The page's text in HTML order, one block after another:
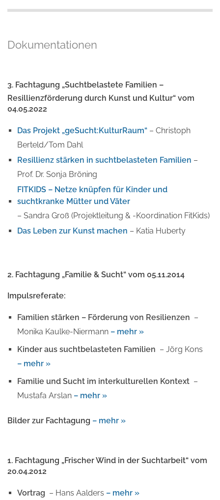
Dokumentationen
3. Fachtagung „Suchtbelastete Familien –
Resillienzförderung durch Kunst und Kultur“ vom
04.05.2022
Das Projekt „geSucht:KulturRaum“ – Christoph
Berteld/Tom Dahl
Resillienz stärken in suchtbelasteten Familien –
Prof. Dr. Sonja Bröning
FITKIDS – Netze knüpfen für Kinder und
suchtkranke Mütter und Väter
– Sandra Groß (Projektleitung & -Koordination FitKids)
Das Leben zur Kunst machen – Katia Huberty
2. Fachtagung „Familie & Sucht“ vom 05.11.2014
Impulsreferate:
Familien stärken – Förderung von Resilienzen –
Monika Kaulke-Niermann – mehr »
Kinder aus suchtbelasteten Familien – Jörg Kons
– mehr »
Familie und Sucht im interkulturellen Kontext –
Mustafa Arslan – mehr »
Bilder zur Fachtagung – mehr »
1. Fachtagung „Frischer Wind in der Suchtarbeit“ vom
20.04.2012
Vortrag – Hans Aalders – mehr »